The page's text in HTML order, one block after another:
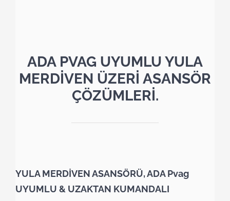
ADA PVAG UYUMLU YULA
MERDİVEN ÜZERİ ASANSÖR
ÇÖZÜMLERİ.
YULA MERDİVEN ASANSÖRÜ, ADA Pvag
UYUMLU & UZAKTAN KUMANDALI